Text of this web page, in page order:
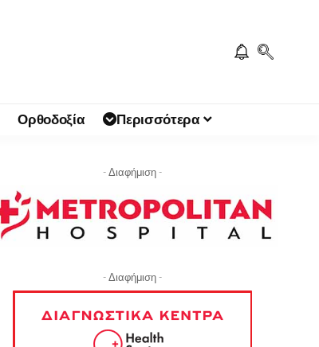
Ορθοδοξία Περισσότερα
- Διαφήμιση -
- Διαφήμιση -